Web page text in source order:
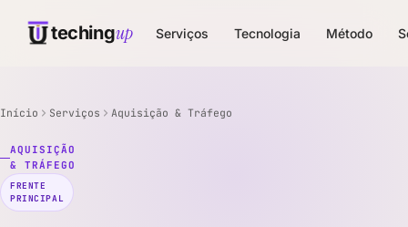
techingup Serviços Tecnologia Método
Início Serviços Aquisição & Tráfego
AQUISIÇÃO
& TRÁFEGO
FRENTE
PRINCIPAL